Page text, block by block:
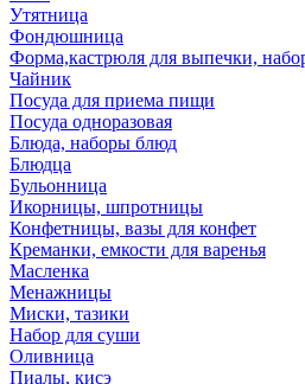
Утятница
Фондюшница
Форма,кастрюля для выпечки,
Чайник
Посуда для приема пищи
Посуда одноразовая
Блюда, наборы блюд
Блюдца
Бульонница
Икорницы, шпротницы
Конфетницы, вазы для конфет
Креманки, емкости для варенья
Масленка
Менажницы
Миски, тазики
Набор для суши
Оливница
Пиалы, кисэ